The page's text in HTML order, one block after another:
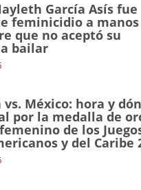
García Asís fue
feminicidio a manos
que no aceptó su
bailar
vs. México: hora y
por la medalla de
de los
y del Caribe